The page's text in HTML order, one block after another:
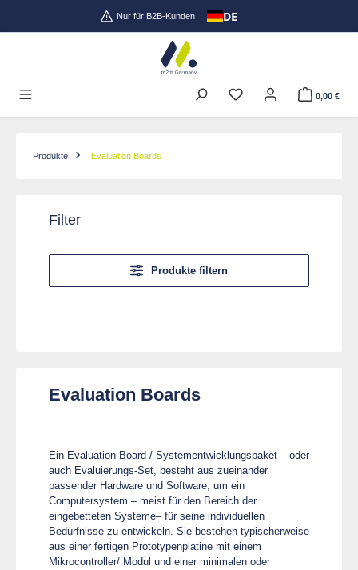
Zum Hauptinhalt springenNur für B2B-Kunden DE
0,00 €
Produkte Evaluation Boards
Filter
Produkte filtern
Evaluation Boards
Ein Evaluation Board / Systementwicklungspaket – oder
auch Evaluierungs-Set, besteht aus zueinander
passender Hardware und Software, um ein
Computersystem – meist für den Bereich der
eingebetteten Systeme– für seine individuellen
Bedürfnisse zu entwickeln. Sie bestehen typischerweise
aus einer fertigen Prototypenplatine mit einem
Mikrocontroller/ Modul und einer minimalen oder